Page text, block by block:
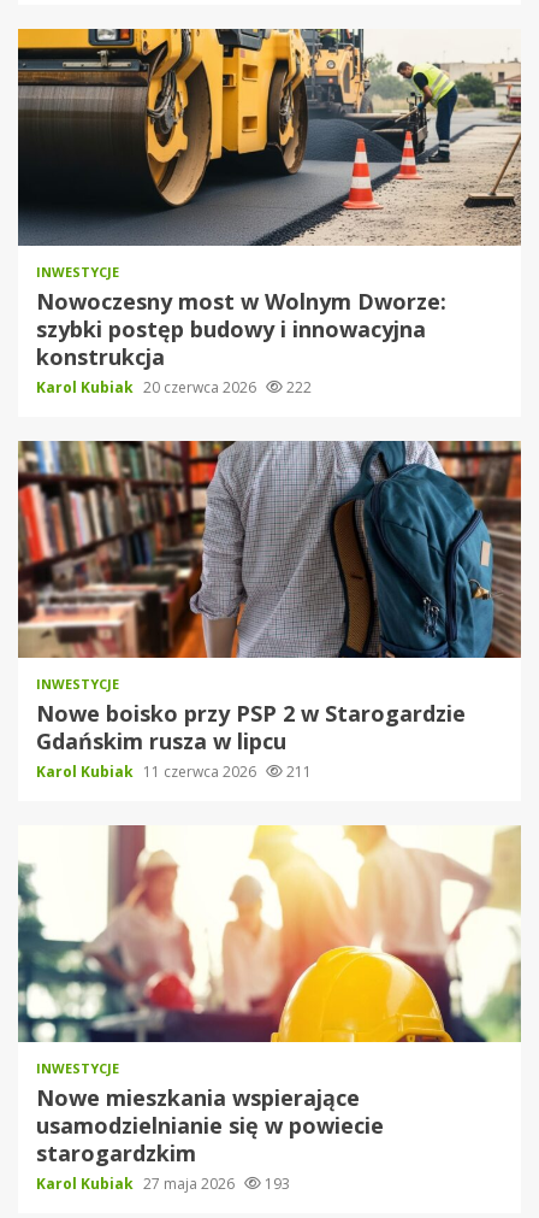
INWESTYCJE
Nowoczesny most w Wolnym Dworze:
szybki postęp budowy i innowacyjna
konstrukcja
Karol Kubiak 20 czerwca 2026 222
INWESTYCJE
Nowe boisko przy PSP 2 w Starogardzie
Gdańskim rusza w lipcu
Karol Kubiak 11 czerwca 2026 211
INWESTYCJE
Nowe mieszkania wspierające
usamodzielnianie się w powiecie
starogardzkim
Karol Kubiak 27 maja 2026 193